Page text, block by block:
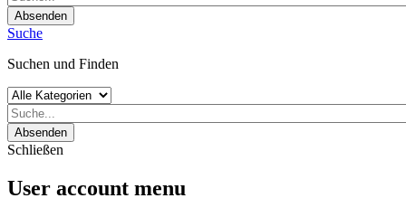
Absenden
Suche
Suchen und Finden
Absenden
Schließen
User account menu